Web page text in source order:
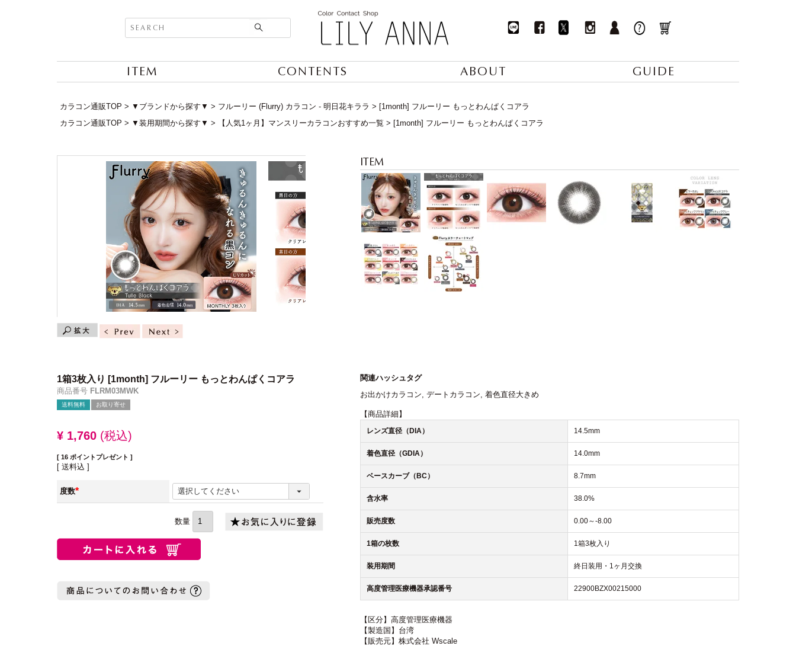
ITEM CONTENTS ABOUT GUIDE
カラコン通販TOP ▼ブランドから探す▼ フルーリー (Flurry) カラコン - 明日花キララ
[1month] フルーリー もっとわんぱくコアラ
カラコン通販TOP
▼装用期間から探す▼ 【人気1ヶ月】マンスリーカラコンおすすめ一覧 [1month] フルーリー もっとわんぱくコアラ
1箱3枚入り [1month] フルーリー もっとわんぱくコアラ
商品番号 FLRM03MWK
送料無料 お取り寄せ
¥ 1,760 税込
[ 16 ポイントプレゼント ]
送料込
度数
(必
関連ハッシュタグ
お出かけカラコン, デートカラコン, 着色直径大きめ
【商品詳細】
レンズ直径（DIA） 14.5mm
着色直径（GDIA） 14.0mm
ベースカーブ（BC） 8.7mm
含水率 38.0%
販売度数 0.00～-8.00
1箱の枚数 1箱3枚入り
装用期間 終日装用・1ヶ月交換
高度管理医療機器承認番号 22900BZX00215000
【区分】高度管理医療機器
【製造国】台湾
【販売元】株式会社 Wscale